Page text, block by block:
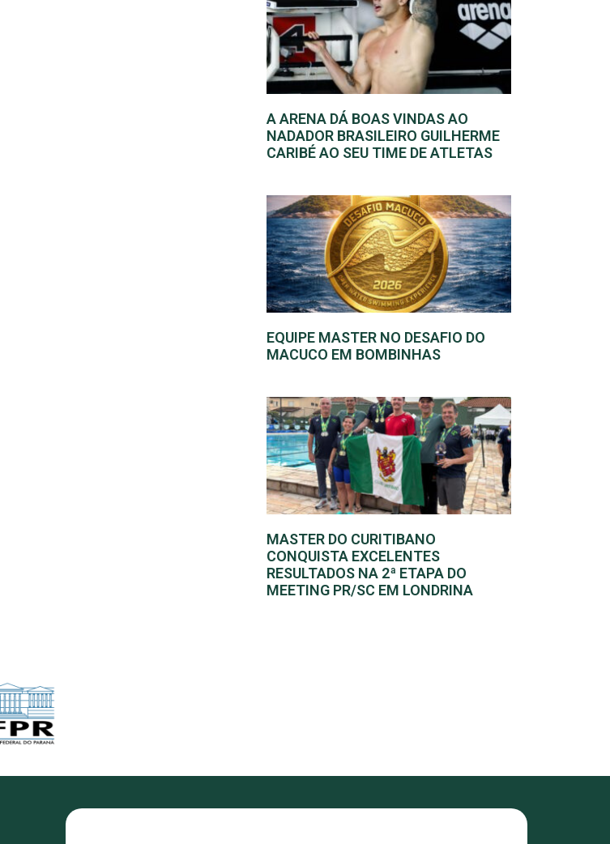
A ARENA DÁ BOAS VINDAS AO
NADADOR BRASILEIRO GUILHERME
CARIBÉ AO SEU TIME DE ATLETAS
EQUIPE MASTER NO DESAFIO DO
MACUCO EM BOMBINHAS
MASTER DO CURITIBANO
CONQUISTA EXCELENTES
RESULTADOS NA 2ª ETAPA DO
MEETING PR/SC EM LONDRINA